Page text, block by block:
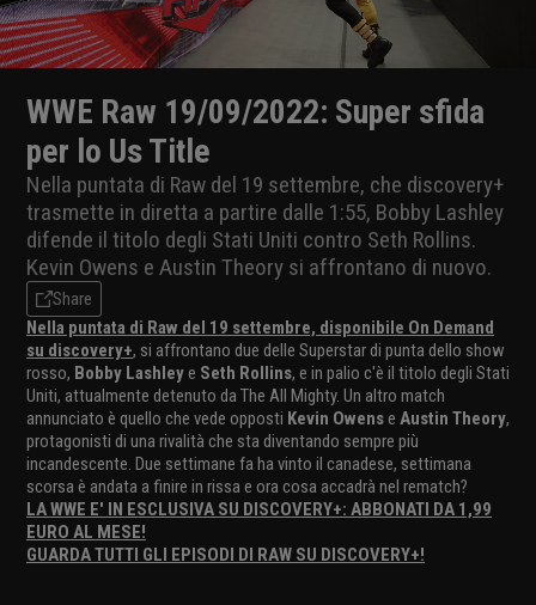
WWE Raw 19/09/2022: Super sfida
per lo Us Title
Nella puntata di Raw del 19 settembre, che discovery+
trasmette in diretta a partire dalle 1:55, Bobby Lashley
difende il titolo degli Stati Uniti contro Seth Rollins.
Kevin Owens e Austin Theory si affrontano di nuovo.
Share
Nella puntata di Raw del 19 settembre, disponibile On Demand
su discovery+, si affrontano due delle Superstar di punta dello show
rosso, Bobby Lashleye Seth Rollins, e in palio c'è il titolo degli Stati
Uniti, attualmente detenuto da The All Mighty. Un altro match
annunciato è quello che vede opposti Kevin Owense Austin Theory,
protagonisti di una rivalità che sta diventando sempre più
incandescente. Due settimane fa ha vinto il canadese, settimana
scorsa è andata a finire in rissa e ora cosa accadrà nel rematch?
LA WWE E' IN ESCLUSIVA SU DISCOVERY+: ABBONATI DA 1,99
EURO AL MESE!
GUARDA TUTTI GLI EPISODI DI RAW SU DISCOVERY+!